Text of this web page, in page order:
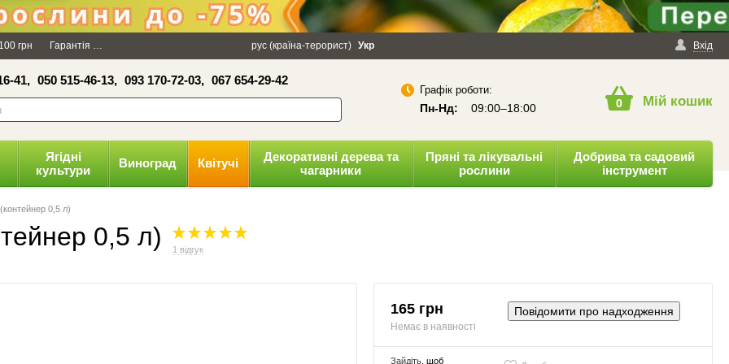
×
грн Гарантія Політика конфіденційності Вхід
рус (країна-терорист) Укр
41, 050 515-46-13, 093 170-72-03, 067 654-29-42
Графік роботи:
Пн-Нд: 09:00–18:00 0 Мій кошик
Ягідні
культури
Виноград Квітучі
Декоративні дерева та
чагарники
Пряні та лікувальні
рослини
Добрива та садовий
інструмент
0,5 л)
0,5 л)
1 відгук
165 грн
Немає в наявності
Повідомити про надходження
Зайдіть, щоб